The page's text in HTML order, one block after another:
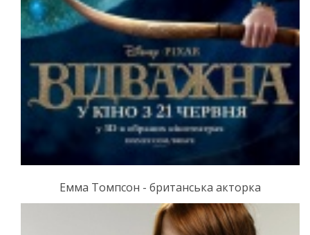
Емма Томпсон - британська акторка